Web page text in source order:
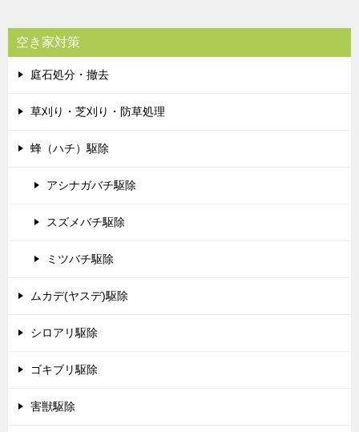
空き家対策
庭石処分・撤去
草刈り・芝刈り・防草処理
蜂（ハチ）駆除
アシナガバチ駆除
スズメバチ駆除
ミツバチ駆除
ムカデ(ヤスデ)駆除
シロアリ駆除
ゴキブリ駆除
害獣駆除